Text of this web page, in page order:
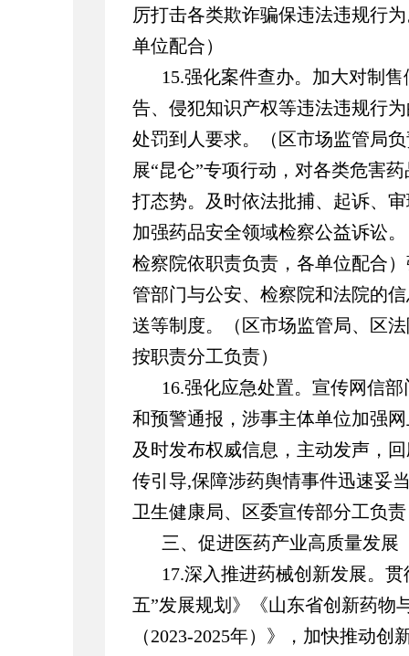
厉打击各类欺诈骗保违法违规行
单位配合）
15.强化案件查办。加大对制
告、侵犯知识产权等违法违规行
处罚到人要求。（区市场监管局
展“昆仑”专项行动，对各类危害
打态势。及时依法批捕、起诉、
加强药品安全领域检察公益诉讼
检察院依职责负责，各单位配合
管部门与公安、检察院和法院的
送等制度。（区市场监管局、区
按职责分工负责）
16.强化应急处置。宣传网信
和预警通报，涉事主体单位加强
及时发布权威信息，主动发声，
传引导,保障涉药舆情事件迅速妥
卫生健康局、区委宣传部分工负
三、促进医药产业高质量发展
17.深入推进药械创新发展。
五”发展规划》《山东省创新药物
（2023-2025年）》，加快推动